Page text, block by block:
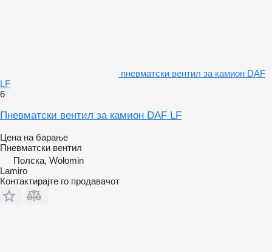
пневматски вентил за камион DAF
LF
6
Пневматски вентил за камион DAF LF
Цена на барање
Пневматски вентил
Полска, Wołomin
Lamiro
Контактирајте го продавачот